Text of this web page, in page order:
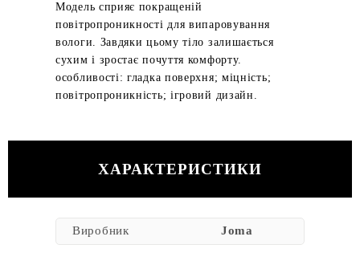
Модель сприяє покращеній
повітропроникності для випаровування
вологи. Завдяки цьому тіло залишається
сухим і зростає почуття комфорту.
особливості: гладка поверхня; міцність;
повітропроникність; ігровий дизайн.
ХАРАКТЕРИСТИКИ
Виробник Joma